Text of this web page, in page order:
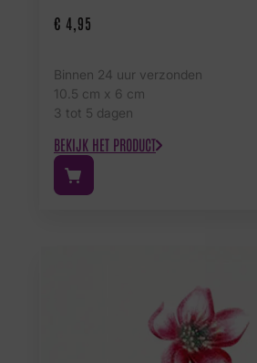
€ 4,95
Binnen 24 uur verzonden
10.5 cm x 6 cm
3 tot 5 dagen
BEKIJK HET PRODUCT